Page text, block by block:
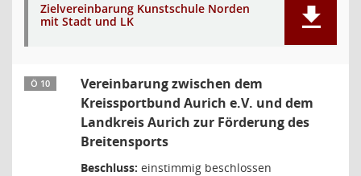
Zielvereinbarung Kunstschule Norden
mit Stadt und LK
Ö 10
Vereinbarung zwischen dem
Kreissportbund Aurich e.V. und dem
Landkreis Aurich zur Förderung des
Breitensports
Beschluss: einstimmig beschlossen